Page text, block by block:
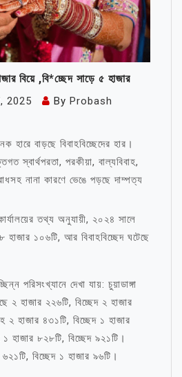
বিয়ে ,বি*চ্ছেদ সাড়ে ৫ হাজার
2025 By Probash
হারে বাড়ছে বিবাহবিচ্ছেদের হার।
স্বার্থপরতা, পরকীয়া, বাল্যবিবাহ,
নানা কারণে ভেঙে পড়ছে দাম্পত্য
কার্যালয়ের তথ্য অনুযায়ী, ২০২৪ সালে
হাজার ১০৬টি, আর বিবাহবিচ্ছেদ ঘটেছে
পরিসংখ্যানে দেখা যায়: চুয়াডাঙ্গা
২ হাজার ২২৬টি, বিচ্ছেদ ২ হাজার
২ হাজার ৪৩১টি, বিচ্ছেদ ১ হাজার
হাজার ৮২৮টি, বিচ্ছেদ ৯২১টি।
বিচ্ছেদ ১ হাজার ৯৬টি।